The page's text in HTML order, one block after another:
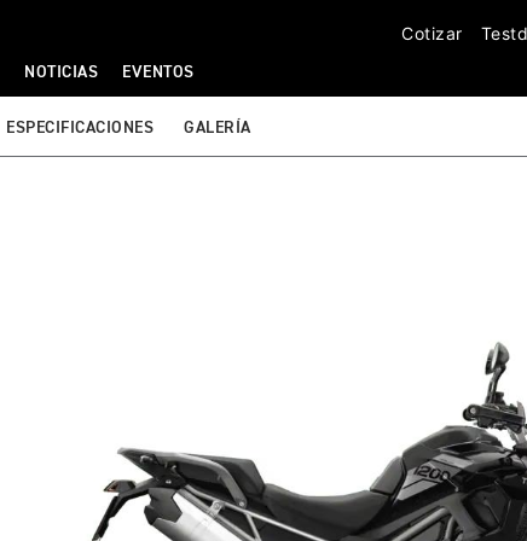
NOTICIAS EVENTOS
Cotizar
ESPECIFICACIONES GALERÍA